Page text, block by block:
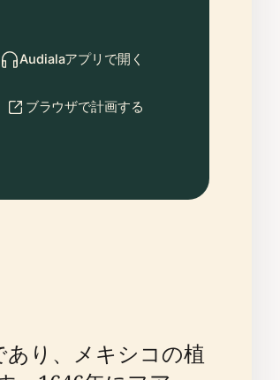
Audialaアプリで開く
ブラウザで計画する
り、メキシコの植